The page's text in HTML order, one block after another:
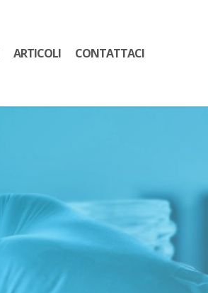
ARTICOLI CONTATTACI